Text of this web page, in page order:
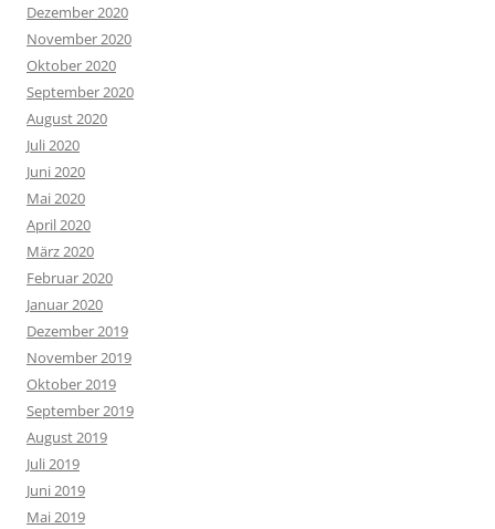
Dezember 2020
November 2020
Oktober 2020
September 2020
August 2020
Juli 2020
Juni 2020
Mai 2020
April 2020
März 2020
Februar 2020
Januar 2020
Dezember 2019
November 2019
Oktober 2019
September 2019
August 2019
Juli 2019
Juni 2019
Mai 2019